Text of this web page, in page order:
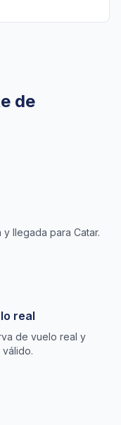
de
llegada para Catar.
real
de vuelo real y